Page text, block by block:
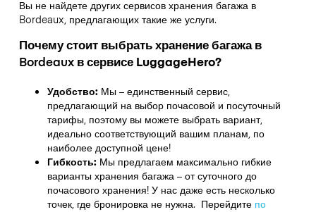
Вы не найдете других сервисов хранения багажа в
Bordeaux , предлагающих такие же услуги.
Почему стоит выбрать хранение багажа в
Bordeauxв сервисе LuggageHero?
Удобство: Мы – единственный сервис,
предлагающий на выбор почасовой и посуточный
тарифы, поэтому вы можете выбрать вариант,
идеально соответствующий вашим планам, по
наиболее доступной цене!
Гибкость: Мы предлагаем максимально гибкие
варианты хранения багажа – от суточного до
почасового хранения! У нас даже есть несколько
точек, где бронировка не нужна. Перейдите по